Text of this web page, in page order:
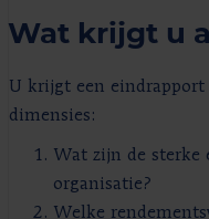
Wat krijgt u
U krijgt een
dimensies:
Wat zijn de sterke
organisatie?
Welke